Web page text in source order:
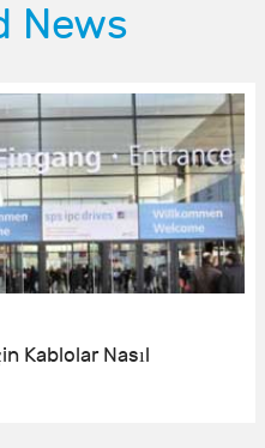
News
Kablolar Nasıl